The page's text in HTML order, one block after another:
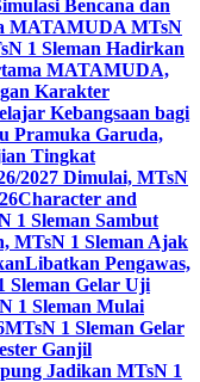
Bencana dan
MATAMUDA MTsN
1 Sleman Hadirkan
MATAMUDA,
Karakter
Kebangsaan bagi
Pramuka Garuda,
Tingkat
2027 Dimulai, MTsN
Character and
1 Sleman Sambut
MTsN 1 Sleman Ajak
Libatkan Pengawas,
Sleman Gelar Uji
1 Sleman Mulai
MTsN 1 Sleman Gelar
Ganjil
Jadikan MTsN 1